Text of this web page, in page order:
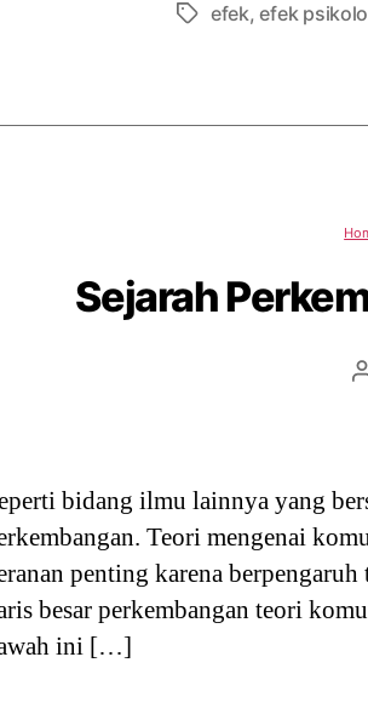
Tagsefek,efek
Sejarah
bidang ilmu lainnya yang
Teori mengenai
penting karena
besar perkembangan teori
ini […]